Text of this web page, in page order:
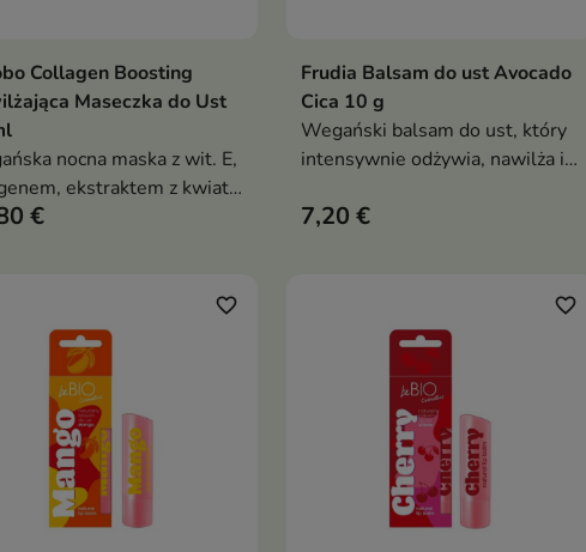
Dodaj do koszyka
Collagen Boosting
Maseczka do Ust
nocna maska z wit. E,
ekstraktem z kwiatu
i oliwą intensywnie
€
Dodaj do koszyka
Frudia Balsam do ust Avocado
Cica 10 g
Wegański balsam do ust, który
intensywnie odżywia, nawilża i
okolicach ust
7,20 €
favorite_border favorite_border